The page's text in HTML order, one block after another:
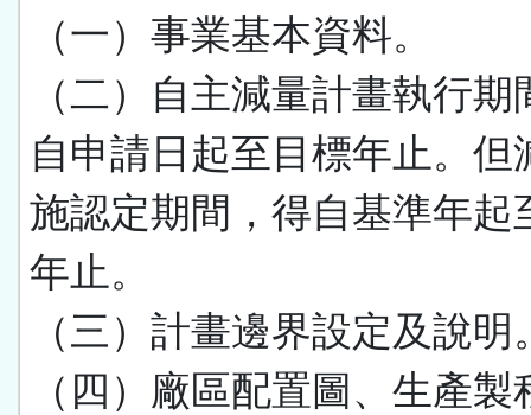
（一）事業基本資料。
（二）自主減量計畫執行期
自申請日起至目標年止。但
施認定期間，得自基準年起
年止。
（三）計畫邊界設定及說明
（四）廠區配置圖、生產製